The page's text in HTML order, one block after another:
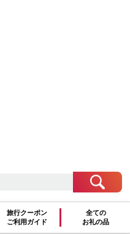
旅行クーポン
ご利用ガイド
全ての
お礼の品
|人気ランキング順